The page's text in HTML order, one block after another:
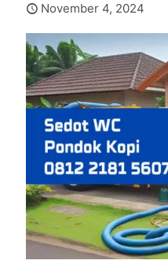
November 4, 2024